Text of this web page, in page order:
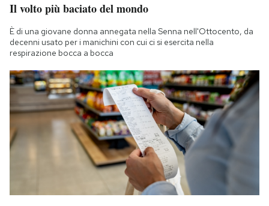
Il volto più baciato del mondo
È di una giovane donna annegata nella Senna nell'Ottocento, da
decenni usato per i manichini con cui ci si esercita nella
respirazione bocca a bocca